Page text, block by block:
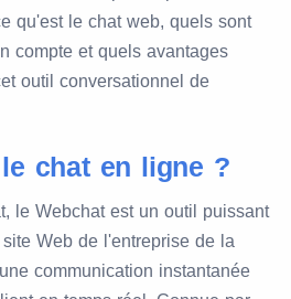
qu'est le chat web, quels sont
compte et quels avantages
outil conversationnel de
chat en ligne ?
le Webchat est un outil puissant
Web de l'entreprise de la
communication instantanée